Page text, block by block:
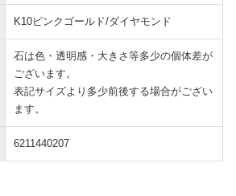
K10ピンクゴールド/ダイヤモンド
石は色・透明感・大きさ等多少の個体差が
ございます。
表記サイズより多少前後する場合がござい
ます。
6211440207